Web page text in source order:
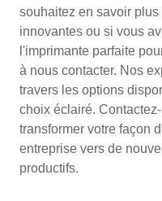
souhaitez en savoir
innovantes ou si vous
l'imprimante parfaite
à nous contacter. Nos
travers les options
choix éclairé.
transformer votre façon
entreprise vers de
productifs.